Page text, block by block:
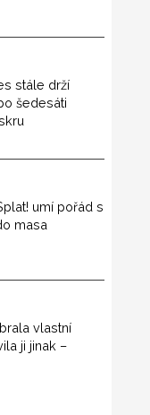
stále drží
šedesáti
umí pořád s
masa
vlastní
ji jinak –